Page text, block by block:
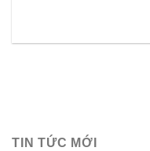
TIN TỨC MỚI